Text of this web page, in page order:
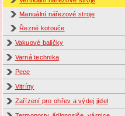
Manuální nářezové stroje
Řezné kotouče
Vakuové baličky
Varná technika
Pece
Vitríny
Zařízení pro ohřev a výdej jídel